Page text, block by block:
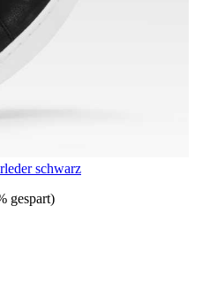
schwarz
gespart)